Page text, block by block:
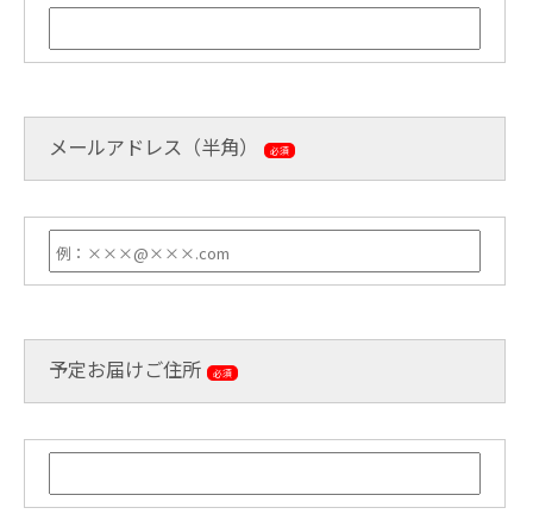
メールアドレス（半角） 必須
予定お届けご住所 必須